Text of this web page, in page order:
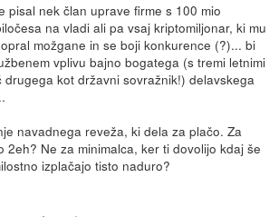
pisal nek član uprave firme s 100 mio
na vladi ali pa vsaj kriptomiljonar, ki mu
možgane in se boji konkurence (?)... bi
vplivu bajno bogatega (s tremi letnimi
drugega kot državni sovražnik!) delavskega
navadnega reveža, ki dela za plačo. Za
2eh? Ne za minimalca, ker ti dovolijo kdaj še
izplačajo tisto naduro?